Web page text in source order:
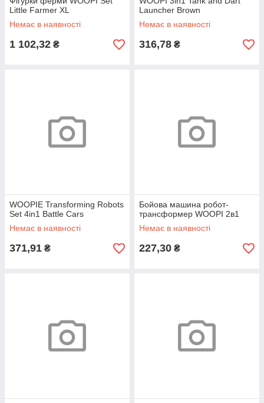
Little Farmer XL
Немає в наявності
1 102,32 ₴
Launcher Brown
Немає в наявності
316,78 ₴
WOOPIE Transforming Robots
Set 4in1 Battle Cars
Немає в наявності
371,91 ₴
Бойова машина робот-
трансформер WOOPI 2в1
Немає в наявності
227,30 ₴